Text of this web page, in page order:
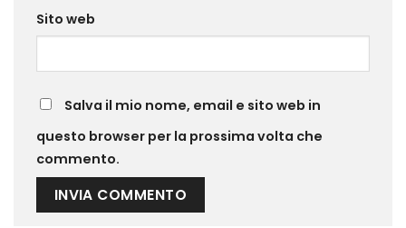
Sito web
Salva il mio nome, email e sito web in
questo browser per la prossima volta che
commento.